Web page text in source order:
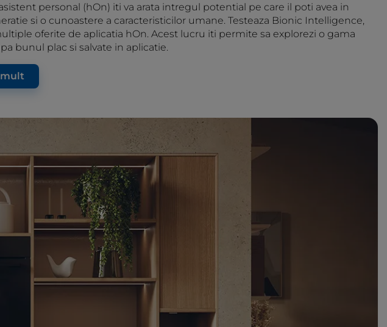
personal (hOn) iti va arata intregul potential pe care il poti avea in
si o cunoastere a caracteristicilor umane. Testeaza Bionic Intelligence,
oferite de aplicatia hOn. Acest lucru iti permite sa explorezi o gama
bunul plac si salvate in aplicatie.
mult